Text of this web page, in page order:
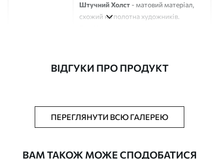
Штучний Холст - матовий матеріал,
схожий на полотна художників.
Додатково Можна додати лакове покриття.
ВІДГУКИ ПРО ПРОДУКТ
ПЕРЕГЛЯНУТИ ВСЮ ГАЛЕРЕЮ
ВАМ ТАКОЖ МОЖЕ СПОДОБАТИСЯ